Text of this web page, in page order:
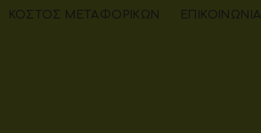
ΚΌΣΤΟΣ ΜΕΤΑΦΟΡΙΚΏΝ ΕΠΙΚΟΙΝΩΝΊΑ